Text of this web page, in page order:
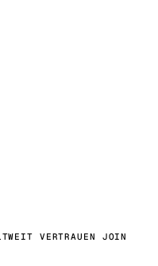
VERTRAUEN JOIN